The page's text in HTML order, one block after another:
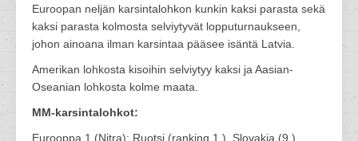
Euroopan neljän karsintalohkon kunkin kaksi parasta sekä
kaksi parasta kolmosta selviytyvät lopputurnaukseen,
johon ainoana ilman karsintaa pääsee isäntä Latvia.
Amerikan lohkosta kisoihin selviytyy kaksi ja Aasian-
Oseanian lohkosta kolme maata.
MM-karsintalohkot:
Eurooppa 1 (Nitra): Ruotsi (ranking 1.), Slovakia (9.),